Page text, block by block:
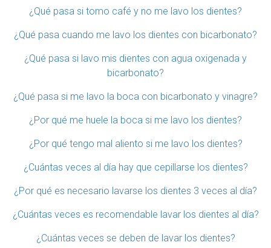
¿Qué pasa si tomo café y no me lavo los dientes?
¿Qué pasa cuando me lavo los dientes con bicarbonato?
¿Qué pasa si lavo mis dientes con agua oxigenada y
bicarbonato?
¿Qué pasa si me lavo la boca con bicarbonato y vinagre?
¿Por qué me huele la boca si me lavo los dientes?
¿Por qué tengo mal aliento si me lavo los dientes?
¿Cuántas veces al día hay que cepillarse los dientes?
¿Por qué es necesario lavarse los dientes 3 veces al día?
¿Cuántas veces es recomendable lavar los dientes al día?
¿Cuántas veces se deben de lavar los dientes?